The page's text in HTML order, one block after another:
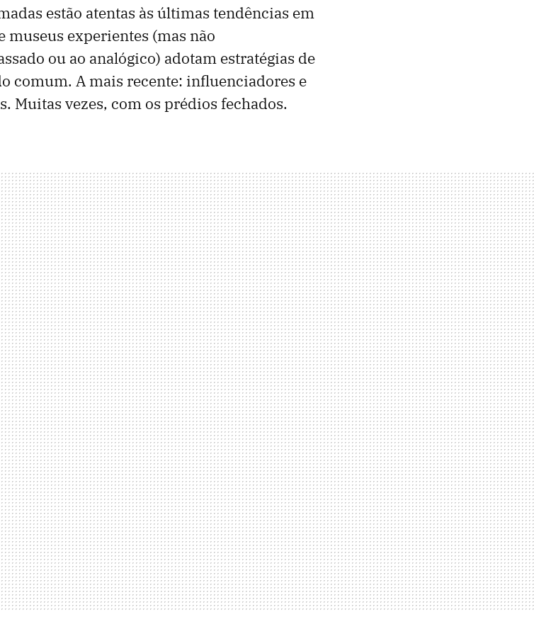
estão atentas às últimas tendências em
museus experientes (mas não
ou ao analógico) adotam estratégias de
comum. A mais recente: influenciadores e
Muitas vezes, com os prédios fechados.